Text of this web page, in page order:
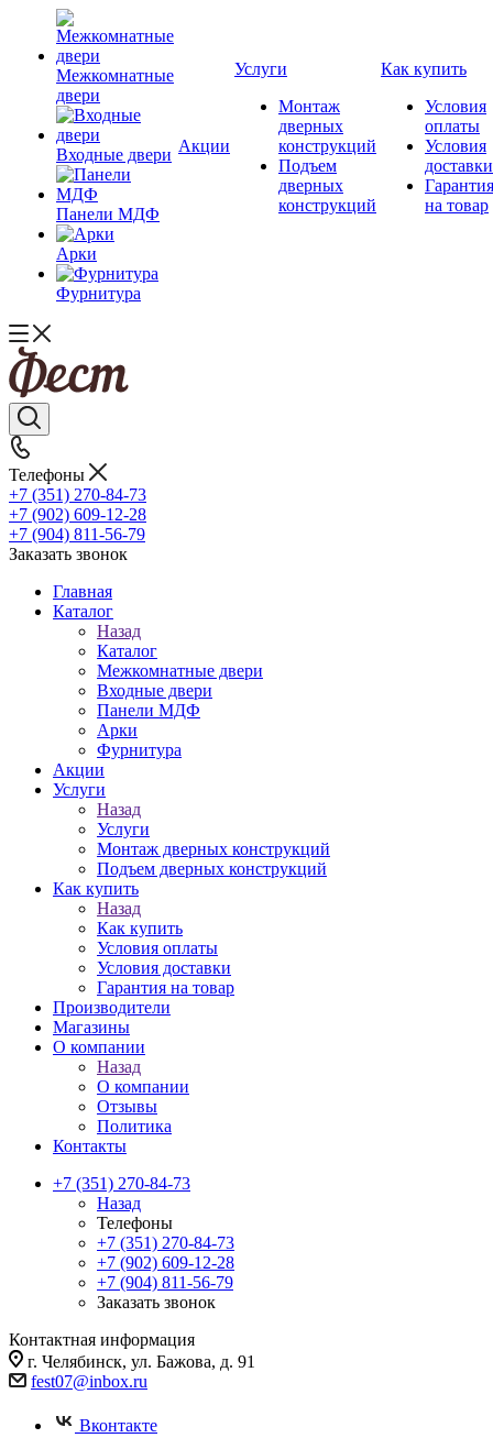
Межкомнатные
двери
Входные двери
Панели МДФ
Арки
Фурнитура
Акции
Услуги
Монтаж
дверных
конструкций
Подъем
дверных
конструкций
Как купить
Условия
оплаты
Условия
доставки
Гарантия
на товар
Телефоны
+7 (351) 270-84-73
+7 (902) 609-12-28
+7 (904) 811-56-79
Заказать звонок
Главная
Каталог
Назад
Каталог
Межкомнатные двери
Входные двери
Панели МДФ
Арки
Фурнитура
Акции
Услуги
Назад
Услуги
Монтаж дверных конструкций
Подъем дверных конструкций
Как купить
Назад
Как купить
Условия оплаты
Условия доставки
Гарантия на товар
Производители
Магазины
О компании
Назад
О компании
Отзывы
Политика
Контакты
+7 (351) 270-84-73
Назад
Телефоны
+7 (351) 270-84-73
+7 (902) 609-12-28
+7 (904) 811-56-79
Заказать звонок
Контактная информация
г. Челябинск, ул. Бажова, д. 91
fest07@inbox.ru
Вконтакте